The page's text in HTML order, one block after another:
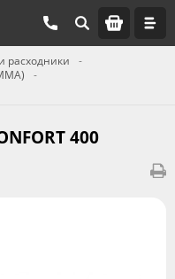
расходники
400